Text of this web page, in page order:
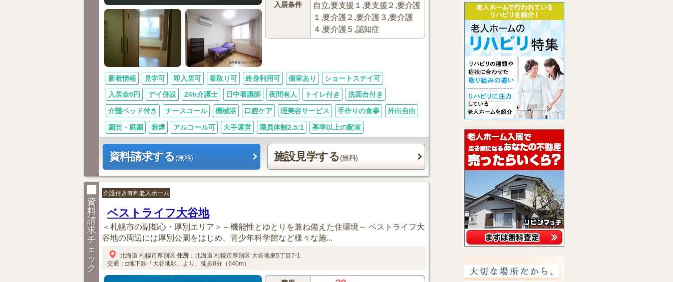
入居条件
自立,要支援１,要支援２,要介護
１,要介護２,要介護３,要介護
４,要介護５,認知症
新着情報 見学可 即入居可 看取り可 終身利用可 個室あり ショートステイ可
入居金0円 デイ併設 24h介護士 日中看護師 夜間有人 トイレ付き 洗面台付き
介護ベッド付き ナースコール 機械浴 口腔ケア 理美容サービス 手作りの食事 外出自由
園芸・庭園 禁煙 アルコール可 大手運営 職員体制2.5:1 基準以上の配置
資料請求する(無料) 施設見学する (無料)
資
料
請
求
チ
ェ
ッ
ク
介護付き有料老人ホーム
ベストライフ大谷地
＜札幌市の副都心・厚別エリア＞～機能性とゆとりを兼ね備えた住環境～ ベストライフ大
谷地の周辺には厚別公園をはじめ、青少年科学館など様々な施...
北海道 札幌市厚別区 住所 ： 北海道 札幌市厚別区 大谷地東5丁目7-1
交通：□地下鉄「大谷地駅」より、徒歩8分（640m）